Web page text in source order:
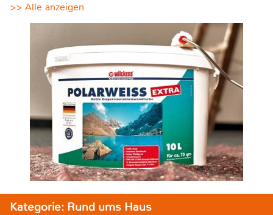
>> Alle anzeigen
Kategorie: Rund ums Haus